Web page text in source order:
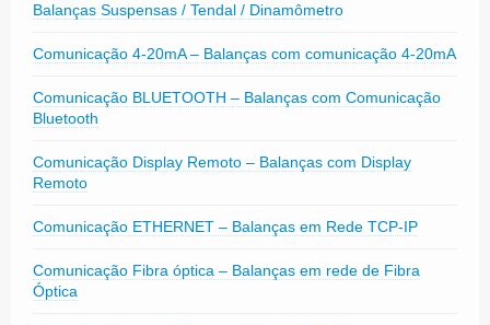
Balanças Suspensas / Tendal / Dinamômetro
Comunicação 4-20mA – Balanças com comunicação 4-20mA
Comunicação BLUETOOTH – Balanças com Comunicação
Bluetooth
Comunicação Display Remoto – Balanças com Display
Remoto
Comunicação ETHERNET – Balanças em Rede TCP-IP
Comunicação Fibra óptica – Balanças em rede de Fibra
Óptica